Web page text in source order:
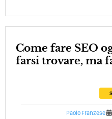
Come fare SEO oggi: non significa
farsi trovare, ma
Paolo Franzese